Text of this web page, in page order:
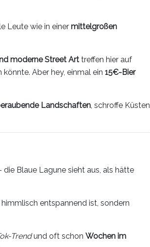
Leute wie in einer mittelgroßen
moderne Street Art treffen hier auf
könnte. Aber hey, einmal ein 15€-Bier
Landschaften, schroffe Küsten
Blaue Lagune sieht aus, als hätte
entspannend ist, sondern
Trendund oft schon Wochen im